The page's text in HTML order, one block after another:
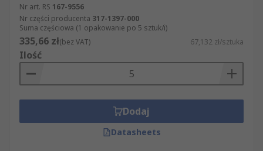
Nr art. RS 167-9556
Nr części producenta 317-1397-000
Suma częściowa (1 opakowanie po 5 sztuk/i)
335,66 zł(bez VAT) 67,132 zł/sztuka
Ilość
Dodaj
Datasheets